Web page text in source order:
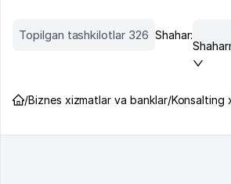
Topilgan tashkilotlar 326 Shahar:
/Biznes xizmatlar va banklar/Konsalting